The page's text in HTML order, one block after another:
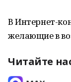
В Интернет-
желающие в
Читайте